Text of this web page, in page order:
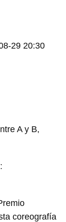
29 20:30
A y B,
coreografía